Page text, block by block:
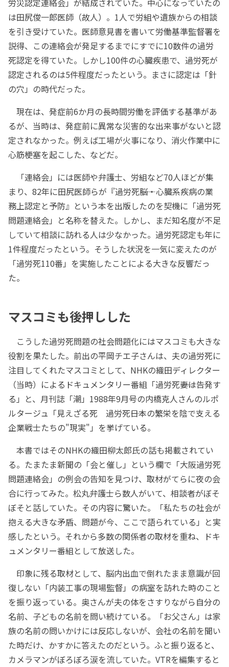
は田尻俊一郎医師（故人）。1人で労組や遺族からの相談
を引き受けていた。医師意見書を書いて労働基準監督署を
説得、この連絡会が発足するまでにすでに10数件の過労
死認定を得ていた。しかし100件の心臓疾患で、過労死が
認定されるのは5件程度だったという。まさに認定は「針
の穴」の時代だった。
現在は、発症前6か月の長時間労働を評価する基準があ
るが、当時は、発症前に異常な災害的な出来事がないと認
定されなかった。例えば工場が火事になり、消火作業中に
心筋梗塞を起こした、などだ。
「連絡会」には医師や弁護士、労組など70人ほどが集
まり、82年に田尻医師らが『過労死――脳・心臓系疾病の業
務上認定と予防』という本を出版したのを契機に「過労死
問題連絡会」と名称を替えた。しかし、まだ知名度が不足
していて相談に訪れる人は少なかった。過労死認定も年に
1件程度だったという。そうした状況を一気に変えたのが
「過労死110番」を実施したことによる大きな反響だっ
た。
マスコミも後押しした
こうした過労死問題の社会問題化にはマスコミも大きな
役割を果たした。前出の平岡チエ子さんは、夫の過労死に
注目してくれたマスコミとして、NHKの織田ディレクター
（当時）によるドキュメンタリー番組「過労死――妻は告発す
る」と、月刊誌「潮」1988年9月号の内橋克人さんのルポ
ルタージュ「見えざる死 過労死――日本の繁栄を陰で支える
企業戦士たちの"現実"」を挙げている。
本書ではそのNHKの織田柳太郎氏の話も掲載されてい
る。たまたま新聞の「会と催し」という欄で「大阪過労死
問題連絡会」の例会の告知を見つけ、取材がてらに夜の会
合に行ってみた。松丸弁護士ら数人がいて、相談者がぼそ
ぼそと話していた。その内容に驚いた。「私たちの社会が
抱える大きな矛盾、問題が今、ここで語られている」と実
感したという。それから多数の関係者の取材を重ね、ドキ
ュメンタリー番組として放送した。
印象に残る取材として、脳内出血で倒れたまま意識が回
復しない「内装工事の現場監督」の病室を訪れた時のこと
を振り返っている。奥さんが夫の体をさすりながら自分の
名前、子どもの名前を問い続けている。「お父さん」は家
族の名前の問いかけには反応しないが、会社の名前を聞い
た時だけ、かすかに答えたのだという。ふと振り返ると、
カメラマンがぼろぼろ涙を流していた。VTRを編集すると